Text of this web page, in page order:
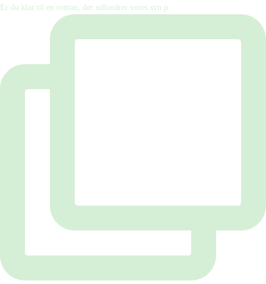
Er du klar til en roman, der udfordrer vores syn p